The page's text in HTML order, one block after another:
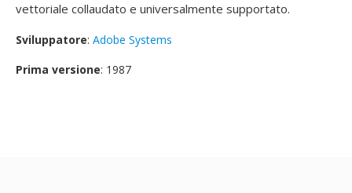
vettoriale collaudato e universalmente supportato.
Sviluppatore: Adobe Systems
Prima versione: 1987